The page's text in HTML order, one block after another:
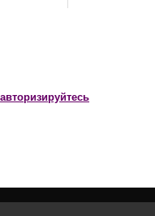
авторизируйтесь